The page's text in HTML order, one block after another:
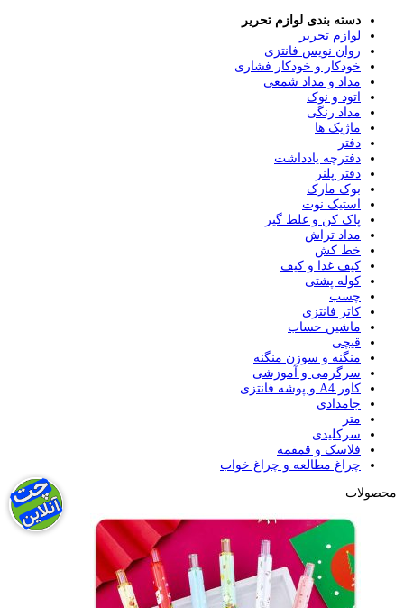
دسته بندی لوازم تحریر
لوازم تحریر
روان نویس فانتزی
خودکار و خودکار فشاری
مداد و مداد شمعی
اتود و نوک
مداد رنگی
ماژیک ها
دفتر
دفترچه یادداشت
دفتر پلنر
بوک مارک
استیک نوت
پاک کن و غلط گیر
مداد تراش
خط کش
کیف غذا و کیف
کوله پشتی
چسب
کاتر فانتزی
ماشین حساب
قیچی
منگنه و سوزن منگنه
سرگرمی و آموزشی
کاور A4 و پوشه فانتزی
جامدادی
متر
سرکلیدی
فلاسک و قمقمه
چراغ مطالعه و چراغ خواب
محصولات